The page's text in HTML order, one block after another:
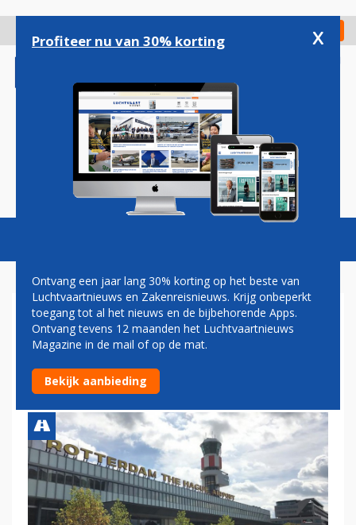
gaan
Check in
Magazine Podcasts Vacatures
ROTTERDAM AIRPORT BETER
BEREIKBAAR DOOR NIEUWE
SNELWEG
Profiteer nu van 30% korting x
Ontvang een jaar lang 30% korting op het beste van
Luchtvaartnieuws en Zakenreisnieuws. Krijg onbeperkt
toegang tot al het nieuws en de bijbehorende Apps.
Ontvang tevens 12 maanden het Luchtvaartnieuws
Magazine in de mail of op de mat.
Bekijk aanbieding